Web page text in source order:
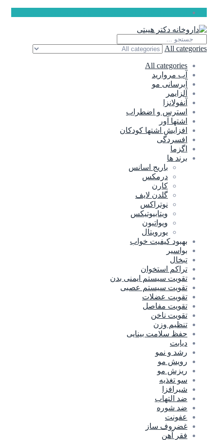
All categories
All categories
آب مروارید
آبرسانی مو
آلزایمر
آنفولانزا
استرس و اضطراب
اشتها آور
افزایش اشتها کودکان
افسردگی
اگزما
برند ها
باریج اسانس
درمکس
کارن
گلدن لایف
نوتراکس
ویتابیوتیکس
ویواتیون
یورویتال
بهبود کیفیت خواب
بواسیر
تبخال
تراکم استخوان
تقویت سیستم ایمنی بدن
تقویت سیستم عصبی
تقویت عضلات
تقویت مفاصل
تقویت ناخن
تنظیم وزن
حفظ سلامت بینایی
دیابت
رشد و نمو
رویش مو
ریزش مو
سو تغذیه
شیرافزا
ضد التهاب
ضد شوره
عفونت
غضروف ساز
فقر آهن